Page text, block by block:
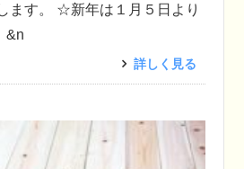
ます。 ☆新年は１月５日より
&n
詳しく見る